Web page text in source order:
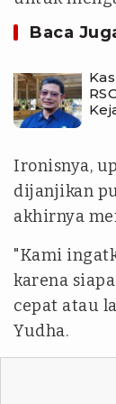
Baca
Ironisnya,
dijanjikan
akhirnya
"Kami
karena
cepat atau
Yudha.